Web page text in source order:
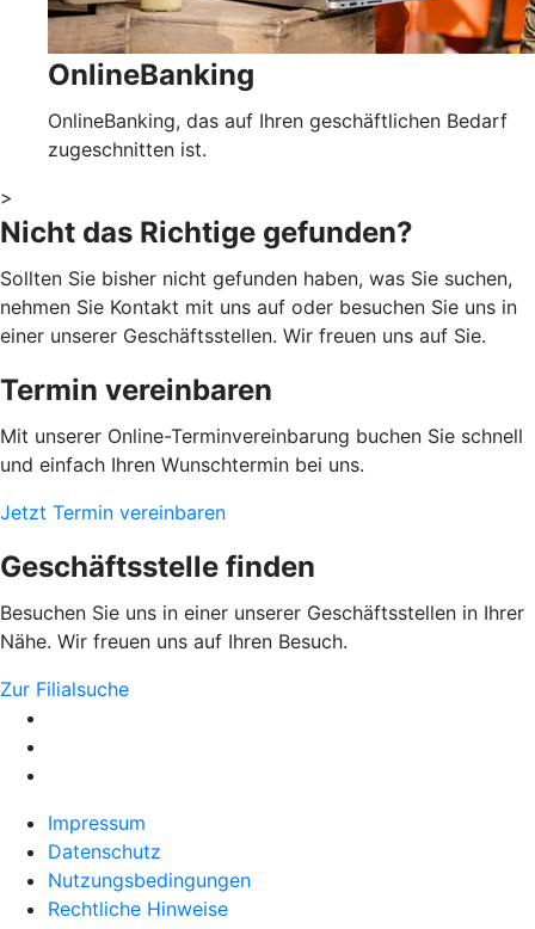
OnlineBanking
OnlineBanking, das auf Ihren geschäftlichen Bedarf
zugeschnitten ist.
>
Nicht das Richtige gefunden?
Sollten Sie bisher nicht gefunden haben, was Sie suchen,
nehmen Sie Kontakt mit uns auf oder besuchen Sie uns in
einer unserer Geschäftsstellen. Wir freuen uns auf Sie.
Termin vereinbaren
Mit unserer Online-Terminvereinbarung buchen Sie schnell
und einfach Ihren Wunschtermin bei uns.
Jetzt Termin vereinbaren
Geschäftsstelle finden
Besuchen Sie uns in einer unserer Geschäftsstellen in Ihrer
Nähe. Wir freuen uns auf Ihren Besuch.
Zur Filialsuche
Impressum
Datenschutz
Nutzungsbedingungen
Rechtliche Hinweise